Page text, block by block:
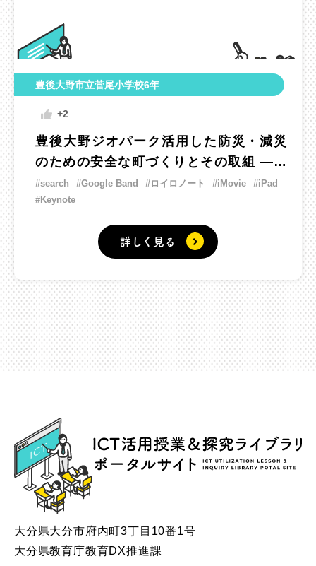
豊後大野市立菅尾小学校6年
+2
豊後大野ジオパーク活用した防災・減災
のための安全な町づくりとその取組 ―水
霊石（みずたまいし）に伝わる災害の口
伝を継承するー
#search #Google Band #ロイロノート #iMovie
#iPad
#Keynote
詳しく見る
ICT
大分県大分市府内町3丁目10番1号
大分県教育庁教育DX推進課